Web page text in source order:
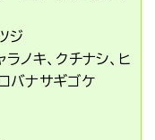
ジ
ノキ、クチナシ、ヒ
バナサギゴケ